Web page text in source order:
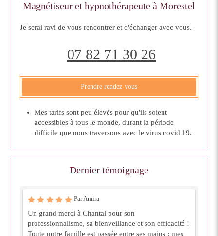
Magnétiseur et hypnothérapeute à Morestel
Je serai ravi de vous rencontrer et d'échanger avec vous.
07 82 71 30 26
Prendre rendez-vous
Mes tarifs sont peu élevés pour qu'ils soient
accessibles à tous le monde, durant la période
difficile que nous traversons avec le virus covid 19.
Dernier témoignage
Par Amira
Un grand merci à Chantal pour son
professionnalisme, sa bienveillance et son efficacité !
Toute notre famille est passée entre ses mains : mes